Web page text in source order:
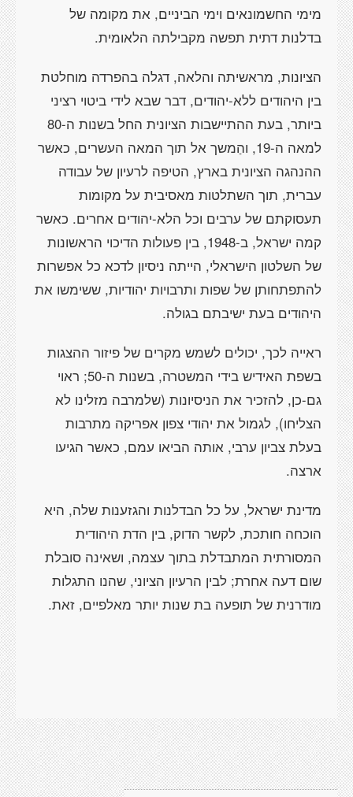
מימי החשמונאים וימי הביניים, את מקומה של
בדלנות דתית תפשה מקבילתה הלאומית.
הציונות, מראשיתה והלאה, דגלה בהפרדה מוחלטת
בין היהודים ללא-יהודים, דבר שבא לידי ביטוי רציני
ביותר, בעת ההתיישבות הציונית החל בשנות ה-80
למאה ה-19, והַמשך אל תוך המאה העשרים, כאשר
ההנהגה הציונית בארץ, הטיפה לרעיון של עבודה
עברית, תוך השתלטות מאסיבית על מקומות
תעסוקתם של ערבים וכל הלא-יהודים אחרים. כאשר
קמה ישראל, ב-1948, בין פעולות הדיכוי הראשונות
של השלטון הישראלי, הייתה ניסיון לדכא כל אפשרות
להתפתחותן של שפות ותרבויות יהודיות, ששימשו את
היהודים בעת ישיבתם בגולה.
ראייה לכך, יכולים לשמש מקרים של פיזור ההצגות
בשפת האידיש בידי המשטרה, בשנות ה-50; ראוי
גם-כן, להזכיר את הניסיונות (שלמרבה מזלינו לא
הצליחו), לגמול את יהודי צפון אפריקה מתרבות
בעלת צביון ערבי, אותה הביאו עמם, כאשר הגיעו
ארצה.
מדינת ישראל, על כל הבדלנות והגזענות שלה, היא
הוכחה חותכת, לקשר הדוק, בין הדת היהודית
המסורתית המתבדלת בתוך עצמה, ושאינה סובלת
שום דעה אחרת; לבין הרעיון הציוני, שהנו התגלות
מודרנית של תופעה בת שנות יותר מאלפיים, זאת.